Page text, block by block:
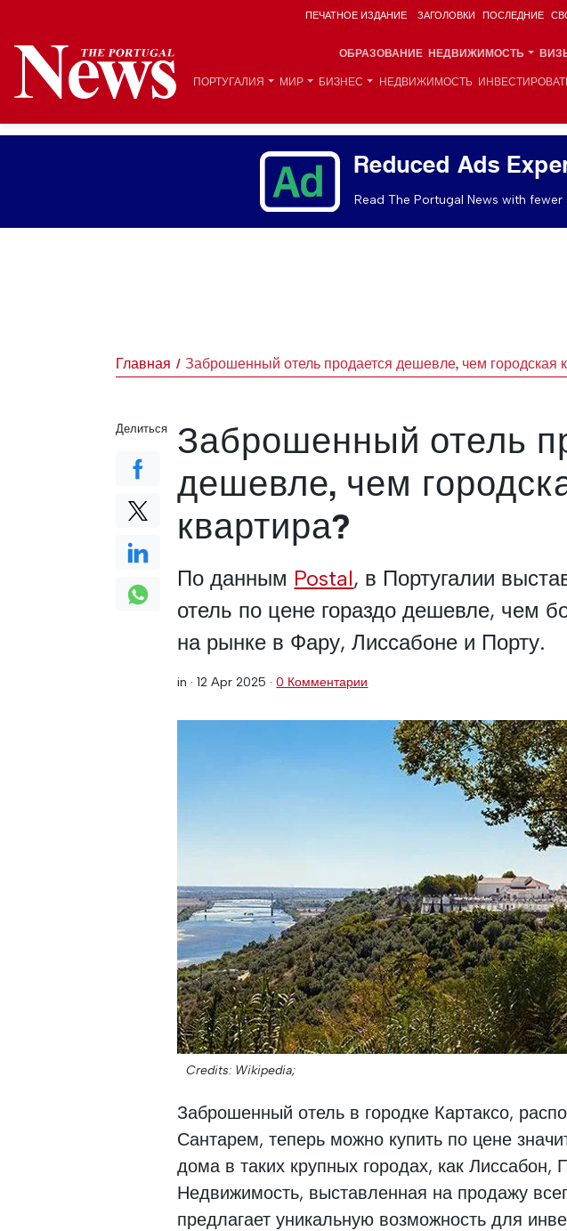
ПЕЧАТНОЕ ИЗДАНИЕ ЗАГОЛОВКИ ПОСЛЕДНИЕ
ОБРАЗОВАНИЕ НЕДВИЖИМОСТЬ
ПОРТУГАЛИЯ МИР БИЗНЕС НЕДВИЖИМОСТЬ
Reduced Ads
Read The Portugal News with
Главная Заброшенный отель продается дешевле, чем городская
Заброшенный отель
дешевле, чем
квартира?
По данным Postal, в Португалии
отель по цене гораздо дешевле, чем
на рынке в Фару, Лиссабоне и Порту.
in ·12 Apr 2025 ·0 Комментарии
Credits: Wikipedia;
Заброшенный отель в городке Картаксо,
Сантарем, теперь можно купить по цене
дома в таких крупных городах, как Лиссабон,
Недвижимость, выставленная на продажу
предлагает уникальную возможность для
Делиться